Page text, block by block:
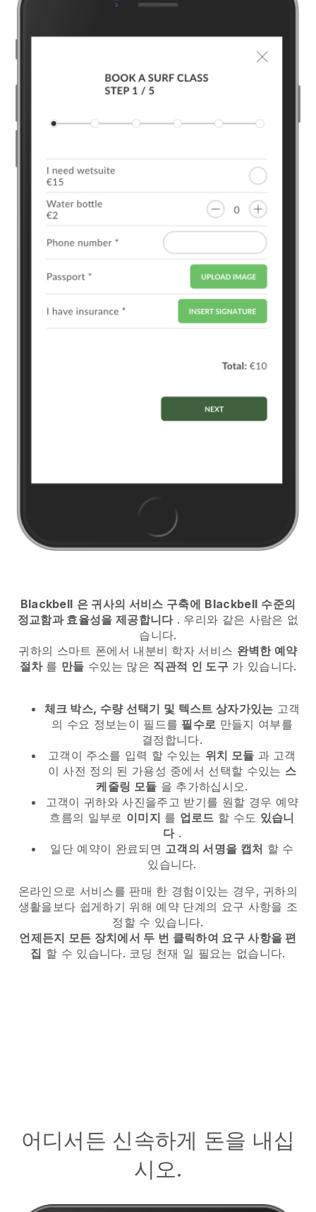
Blackbell 은 귀사의 서비스 구축에 Blackbell 수준의
정교함과 효율성을 제공합니다. 우리와 같은 사람은 없
습니다.
귀하의 스마트 폰에서 내분비 학자 서비스 완벽한 예약
절차를 만들 수있는 많은 직관적 인 도구가 있습니다.
체크 박스, 수량 선택기 및 텍스트 상자가있는 고객
의 수요 정보는이 필드를 필수로 만들지 여부를
결정합니다.
고객이 주소를 입력 할 수있는 위치 모듈 과 고객
이 사전 정의 된 가용성 중에서 선택할 수있는 스
케줄링 모듈 을 추가하십시오.
고객이 귀하와 사진을주고 받기를 원할 경우 예약
흐름의 일부로 이미지 를 업로드 할 수도 있습니
다.
일단 예약이 완료되면 고객의 서명을 캡처 할 수
있습니다.
온라인으로 서비스를 판매 한 경험이있는 경우, 귀하의
생활을보다 쉽게하기 위해 예약 단계의 요구 사항을 조
정할 수 있습니다.
언제든지 모든 장치에서 두 번 클릭하여 요구 사항을 편
집 할 수 있습니다. 코딩 천재 일 필요는 없습니다.
어디서든 신속하게 돈을 내십
시오.